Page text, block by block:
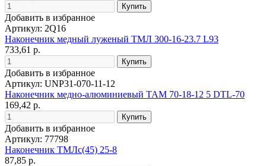
Добавить в избранное
Артикул: 2Q16
Наконечник медный луженый ТМЛ 300-16-23.7 L93
733,61 р.
Добавить в избранное
Артикул: UNP31-070-11-12
Наконечник медно-алюминиевый ТАМ 70-18-12 5 DTL-70
169,42 р.
Добавить в избранное
Артикул: 77798
Наконечник ТМЛс(45) 25-8
87,85 р.